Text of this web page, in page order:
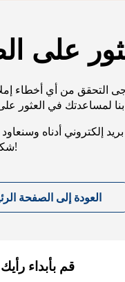
على
التحقق من أي أخطاء
إلكتروني أدناه
شكرًا على صبرك!
العودة إلى الصفحة
قم بأبداء